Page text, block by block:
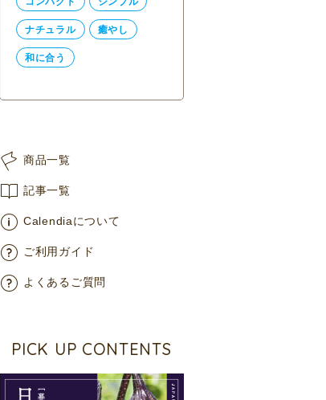
ナチュラル 癒やし
和に合う
商品一覧
記事一覧
Calendiaについて
ご利用ガイド
よくあるご質問
PICK UP CONTENTS